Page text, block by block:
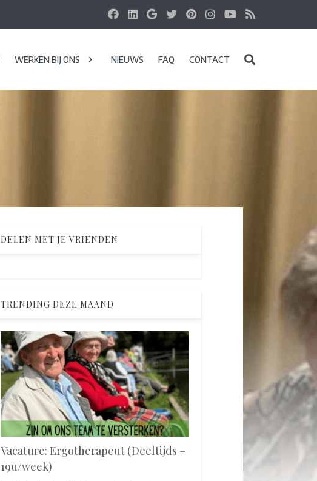
WERKEN BIJ ONS NIEUWS FAQ CONTACT
DELEN MET JE VRIENDEN
TRENDING DEZE MAAND
Vacature: Ergotherapeut (Deeltijds –
19u/week)